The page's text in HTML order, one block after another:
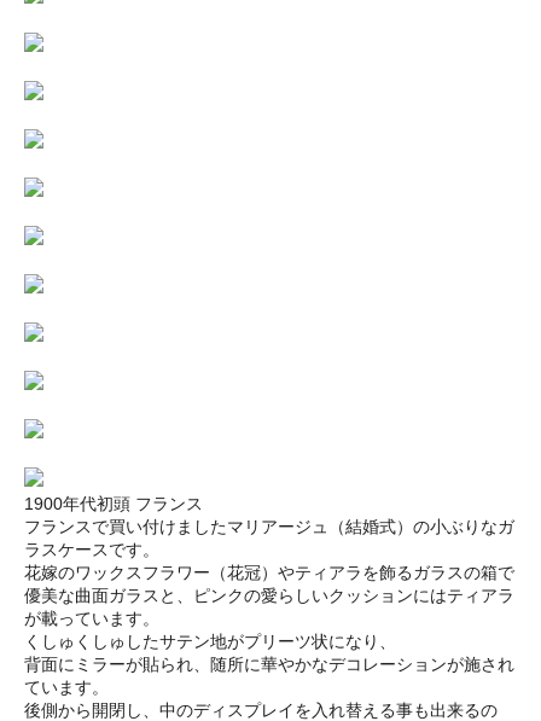
1900年代初頭 フランス
フランスで買い付けましたマリアージュ（結婚式）の小ぶりなガ
ラスケースです。
花嫁のワックスフラワー（花冠）やティアラを飾るガラスの箱で
優美な曲面ガラスと、ピンクの愛らしいクッションにはティアラ
が載っています。
くしゅくしゅしたサテン地がプリーツ状になり、
背面にミラーが貼られ、随所に華やかなデコレーションが施され
ています。
後側から開閉し、中のディスプレイを入れ替える事も出来るの